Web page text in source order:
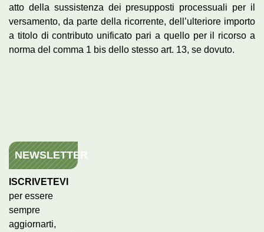
atto della sussistenza dei presupposti processuali per il
versamento, da parte della ricorrente, dell’ulteriore importo
a titolo di contributo unificato pari a quello per il ricorso a
norma del comma 1 bis dello stesso art. 13, se dovuto.
NEWSLETTER
ISCRIVETEVI
per essere
sempre
aggiornarti,